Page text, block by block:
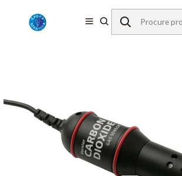
Equipamentos de Laboratório Vernier
Concentração de CO2